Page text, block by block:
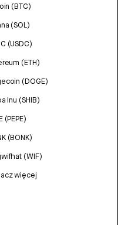
(BTC)
(SOL)
(USDC)
(ETH)
(DOGE)
Inu (SHIB)
(PEPE)
(BONK)
(WIF)
więcej